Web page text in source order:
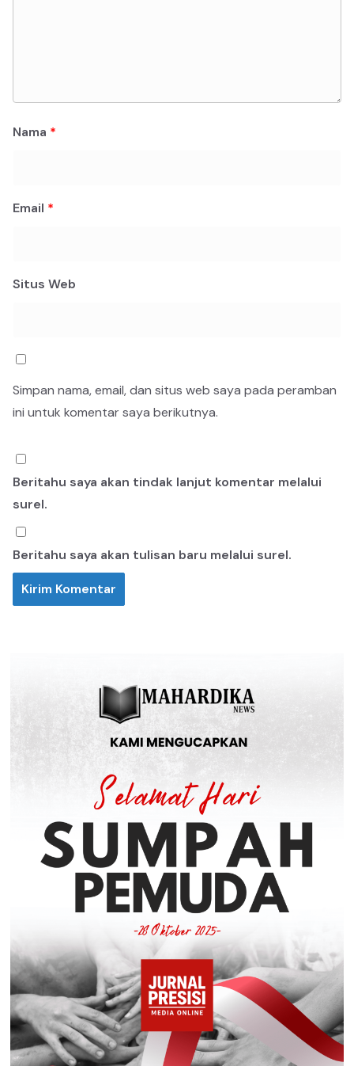
Nama *
Email *
Situs Web
Simpan nama, email, dan situs web saya pada peramban
ini untuk komentar saya berikutnya.
Beritahu saya akan tindak lanjut komentar melalui
surel.
Beritahu saya akan tulisan baru melalui surel.